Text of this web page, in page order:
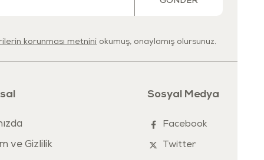
test kuruluşları tarafından test edilmiş olup
. Çocuk sağlığına uygun malzemelerle üretilmiş, güvenli ve
korunması metnini okumuş, onaylamış olursunuz.
ve Gizlilik
Sosyal Medya
Facebook
Twitter